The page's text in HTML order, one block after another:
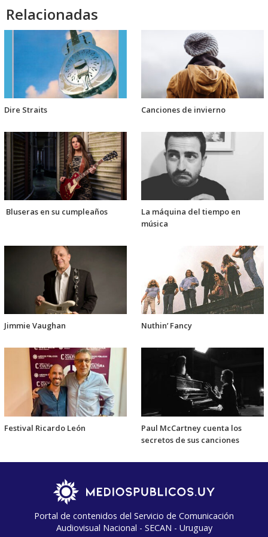
Relacionadas
Dire Straits Canciones de invierno
Bluseras en su cumpleaños
La máquina del tiempo en
música
Jimmie Vaughan Nuthin’ Fancy
Festival Ricardo León
Paul McCartney cuenta los
secretos de sus canciones
Portal de contenidos del Servicio de Comunicación
Audiovisual Nacional - SECAN - Uruguay